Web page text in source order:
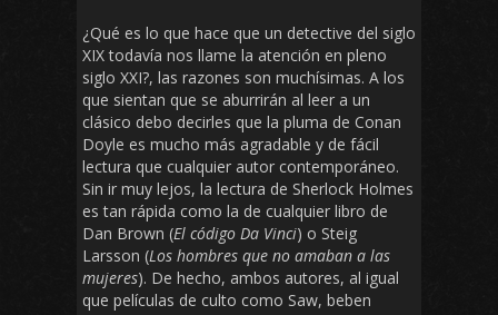
¿Qué es lo que hace que un detective del siglo
XIX todavía nos llame la atención en pleno
siglo XXI?, las razones son muchísimas. A los
que sientan que se aburrirán al leer a un
clásico debo decirles que la pluma de Conan
Doyle es mucho más agradable y de fácil
lectura que cualquier autor contemporáneo.
Sin ir muy lejos, la lectura de Sherlock Holmes
es tan rápida como la de cualquier libro de
Dan Brown (El código Da Vinci) o Steig
Larsson (Los hombres que no amaban a las
mujeres). De hecho, ambos autores, al igual
que películas de culto como Saw, beben